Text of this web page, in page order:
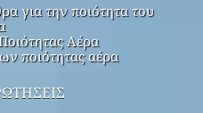
για την ποιότητα του
Αέρα
ποιότητας αέρα